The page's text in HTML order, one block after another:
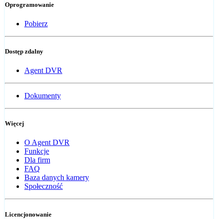
Oprogramowanie
Pobierz
Dostęp zdalny
Agent DVR
Dokumenty
Więcej
O Agent DVR
Funkcje
Dla firm
FAQ
Baza danych kamery
Społeczność
Licencjonowanie